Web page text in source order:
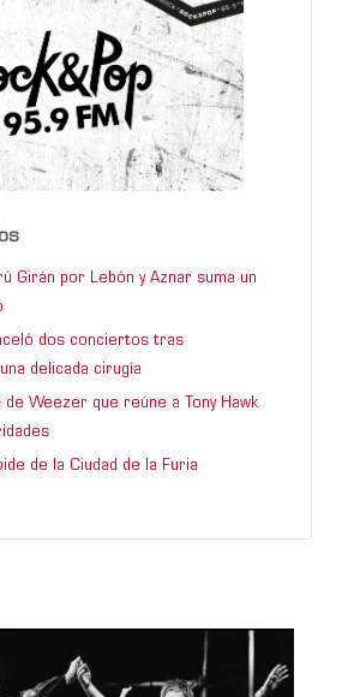
Girán por Lebón y Aznar suma un
dos conciertos tras
delicada cirugía
de Weezer que reúne a Tony Hawk
de la Ciudad de la Furia